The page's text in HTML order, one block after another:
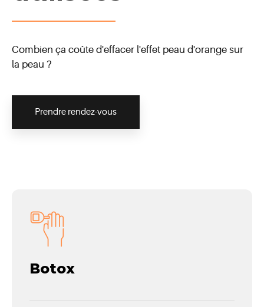
Combien ça coûte d'effacer l'effet peau d'orange sur
la peau ?
Prendre rendez-vous
Botox